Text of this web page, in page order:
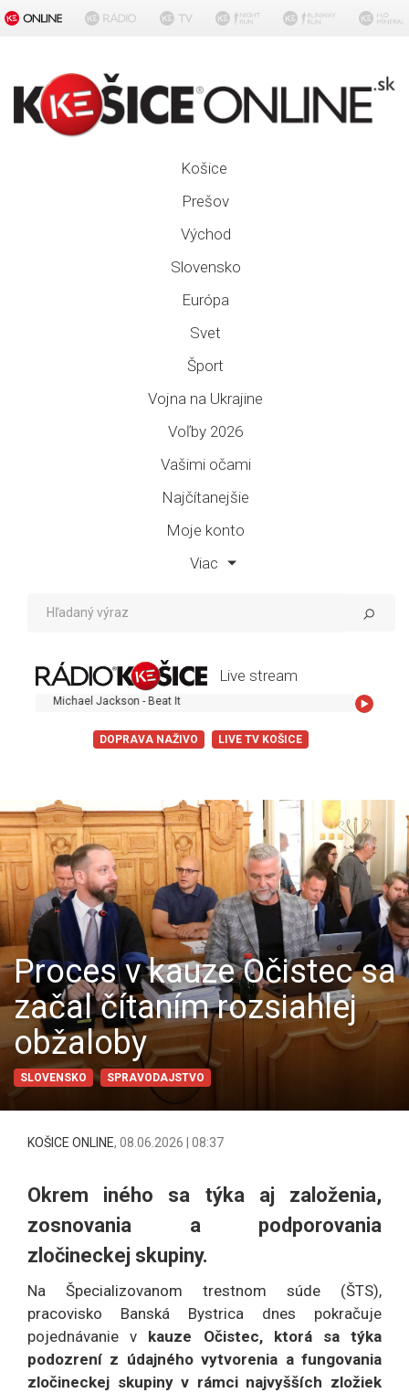
Košice
Prešov
Východ
Slovensko
Európa
Svet
Šport
Vojna na Ukrajine
Voľby 2026
Vašimi očami
Najčítanejšie
Moje konto
Viac
Live stream
Michael Jackson - Beat It
DOPRAVA NAŽIVO LIVE TV KOŠICE
Proces v kauze Očistec sa
začal čítaním rozsiahlej
obžaloby
SLOVENSKO SPRAVODAJSTVO
KOŠICE ONLINE, 08.06.2026 | 08:37
Okrem iného sa týka aj založenia,
zosnovania a podporovania
zločineckej skupiny.
Na Špecializovanom trestnom súde (ŠTS),
pracovisko Banská Bystrica dnes pokračuje
pojednávanie v kauze Očistec, ktorá sa týka
podozrení z údajného vytvorenia a fungovania
zločineckej skupiny v rámci najvyšších zložiek